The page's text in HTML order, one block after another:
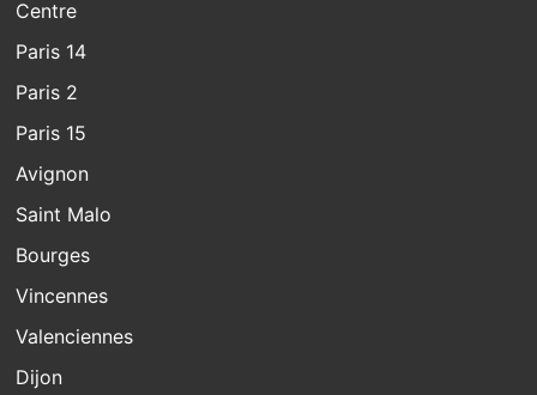
Centre
Paris 14
Paris 2
Paris 15
Avignon
Saint Malo
Bourges
Vincennes
Valenciennes
Dijon